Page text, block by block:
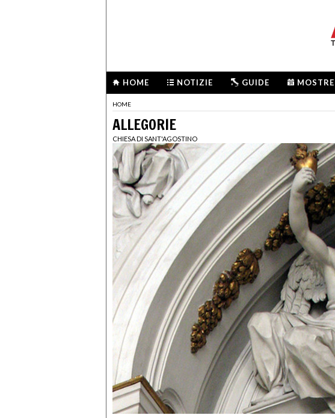
HOME NOTIZIE GUIDE MOSTRE
HOME
ALLEGORIE
CHIESA DI SANT'AGOSTINO